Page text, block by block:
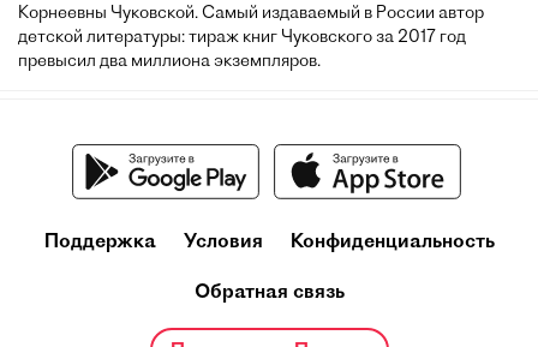
Корнеевны Чуковской. Самый издаваемый в России автор
детской литературы: тираж книг Чуковского за 2017 год
превысил два миллиона экземпляров.
Поддержка Условия Конфиденциальность
Обратная связь